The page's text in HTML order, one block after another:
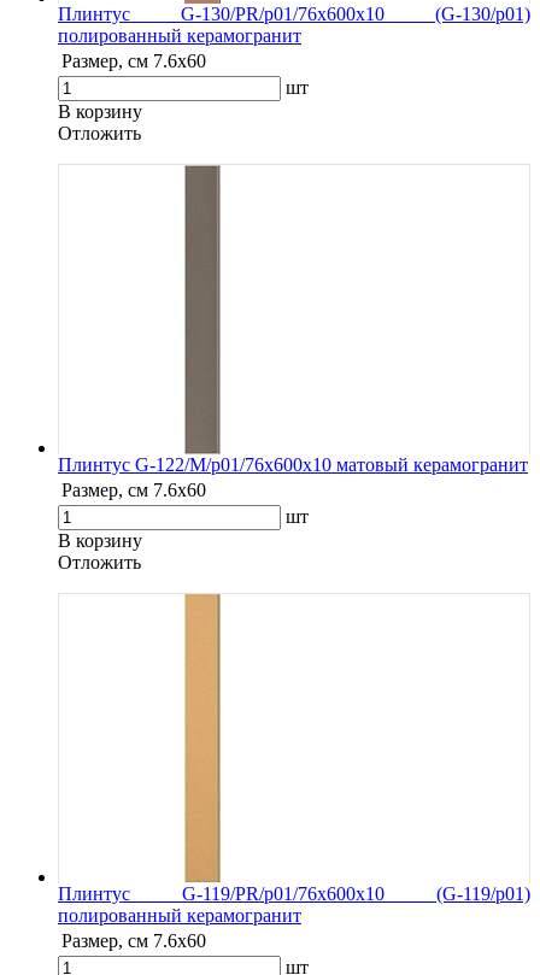
Плинтус G-130/PR/p01/76x600x10 (G-130/p01)
полированный керамогранит
Размер, см 7.6х60
шт
В корзину
Oтложить
Плинтус G-122/М/p01/76x600x10 матовый керамогранит
Размер, см 7.6х60
шт
В корзину
Oтложить
Плинтус G-119/PR/p01/76x600x10 (G-119/p01)
полированный керамогранит
Размер, см 7.6х60
шт